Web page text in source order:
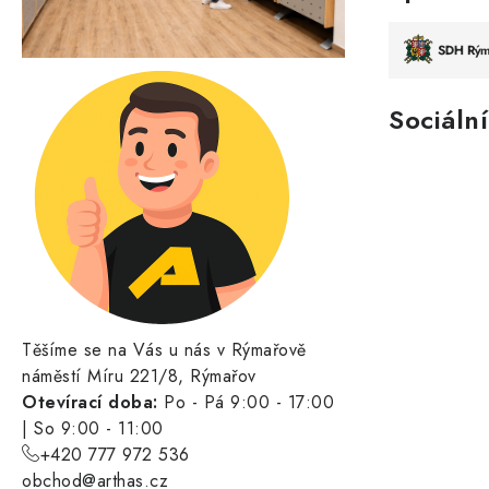
Těšíme se na Vás u nás v Rýmařově
náměstí Míru 221/8, Rýmařov
Otevírací doba: Po - Pá 9:00 - 17:00
| So 9:00 - 11:00
+420 777 972 536
obchod@arthas.cz